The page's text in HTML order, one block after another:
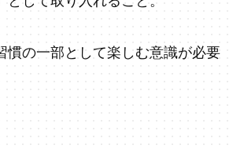
慣の一部として楽しむ意識が必要